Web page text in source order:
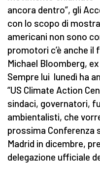
ancora dentro”, gli
con lo scopo di
americani non sono
promotori c’è anche
Michael Bloomberg,
Sempre lui lunedì ha
“US Climate Action
sindaci, governatori,
ambientalisti, che
prossima Conferenza
Madrid in dicembre,
delegazione ufficiale